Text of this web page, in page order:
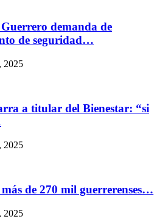
demanda de
de seguridad…
2025
a titular del Bienestar: “si
2025
de 270 mil guerrerenses…
2025